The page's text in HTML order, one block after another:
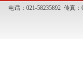
电话：021-58235892 传真